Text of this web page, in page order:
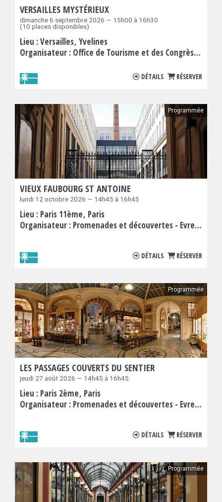
VERSAILLES MYSTÉRIEUX
dimanche 6 septembre 2026 — 15h00 à 16h30
(10 places disponibles)
Lieu :Versailles Yvelines
Organisateur : Office de Tourisme et des Congrès de Versailles Grand Parc
DÉTAILS RÉSERVER
Programmée
VIEUX FAUBOURG ST ANTOINE
lundi 12 octobre 2026 — 14h45 à 16h45
Lieu : Paris 11ème Paris
Organisateur : Promenades et découvertes - Evremond Bac
DÉTAILS RÉSERVER
Programmée
LES PASSAGES COUVERTS DU SENTIER
jeudi 27 août 2026 — 14h45 à 16h45
Lieu : Paris 2ème Paris
Organisateur : Promenades et découvertes - Evremond Bac
DÉTAILS RÉSERVER
Programmée